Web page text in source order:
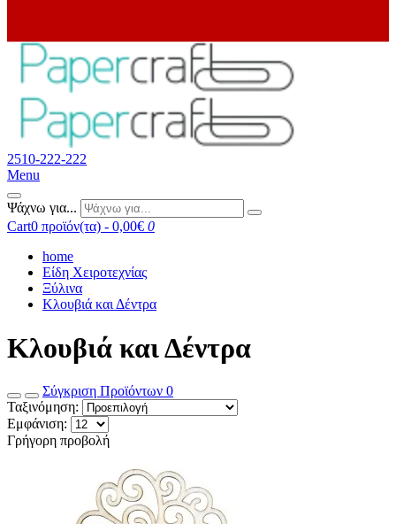
2510-222-222
Menu
Ψάχνω για...
Cart0 προϊόν(τα) - 0,00€ 0
home
Είδη Χειροτεχνίας
Ξύλινα
Κλουβιά και Δέντρα
Κλουβιά και Δέντρα
Σύγκριση Προϊόντων 0
Ταξινόμηση:
Εμφάνιση:
Γρήγορη προβολή